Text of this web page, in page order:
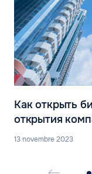
Как открыть
открытия
13 novembre 2023